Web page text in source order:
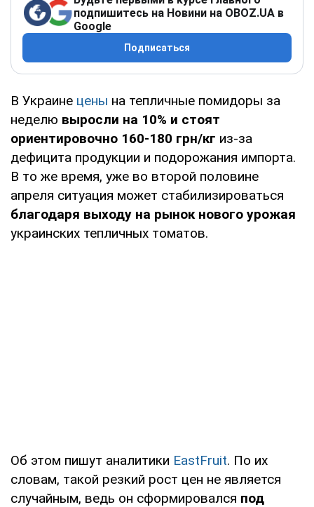
подпишитесь на Новини на OBOZ.UA в
Google
Подписаться
В Украине цены на тепличные помидоры за
неделю выросли на 10% и стоят
ориентировочно 160-180 грн/кг из-за
дефицита продукции и подорожания импорта.
В то же время, уже во второй половине
апреля ситуация может стабилизироваться
благодаря выходу на рынок нового урожая
украинских тепличных томатов.
Об этом пишут аналитики EastFruit. По их
словам, такой резкий рост цен не является
случайным, ведь он сформировался под